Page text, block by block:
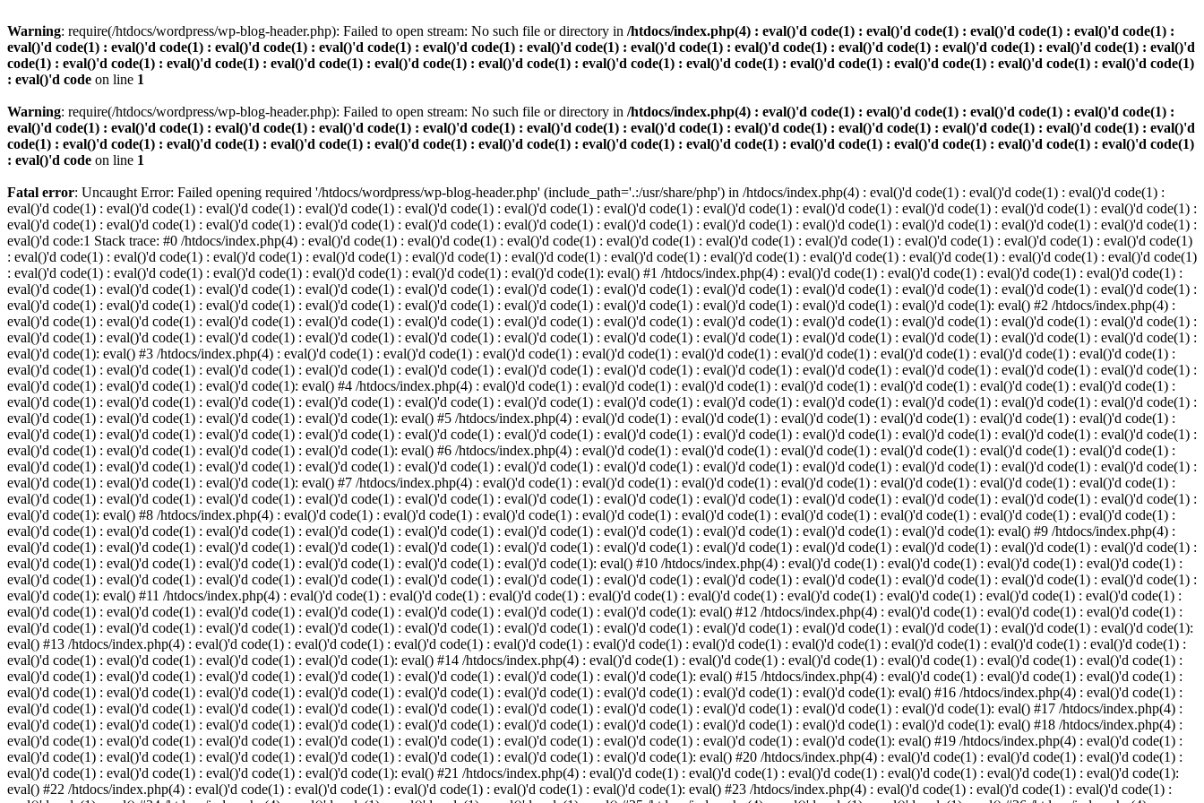
Warning: require(/htdocs/wordpress/wp-blog-header.php): Failed to open stream: No such file or directory in /htdocs/index.php(4) : eval()'d code(1) : eval()'d code(1) : eval()'d code(1) : eval()'d code(1) :
eval()'d code(1) : eval()'d code(1) : eval()'d code(1) : eval()'d code(1) : eval()'d code(1) : eval()'d code(1) : eval()'d code(1) : eval()'d code(1) : eval()'d code(1) : eval()'d code(1) : eval()'d code(1) : eval()'d
code(1) : eval()'d code(1) : eval()'d code(1) : eval()'d code(1) : eval()'d code(1) : eval()'d code(1) : eval()'d code(1) : eval()'d code(1) : eval()'d code(1) : eval()'d code(1) : eval()'d code(1) : eval()'d code(1)
: eval()'d code on line 1
Warning: require(/htdocs/wordpress/wp-blog-header.php): Failed to open stream: No such file or directory in /htdocs/index.php(4) : eval()'d code(1) : eval()'d code(1) : eval()'d code(1) : eval()'d code(1) :
eval()'d code(1) : eval()'d code(1) : eval()'d code(1) : eval()'d code(1) : eval()'d code(1) : eval()'d code(1) : eval()'d code(1) : eval()'d code(1) : eval()'d code(1) : eval()'d code(1) : eval()'d code(1) : eval()'d
code(1) : eval()'d code(1) : eval()'d code(1) : eval()'d code(1) : eval()'d code(1) : eval()'d code(1) : eval()'d code(1) : eval()'d code(1) : eval()'d code(1) : eval()'d code(1) : eval()'d code(1) : eval()'d code(1)
: eval()'d code on line 1
Fatal error: Uncaught Error: Failed opening required '/htdocs/wordpress/wp-blog-header.php' (include_path='.:/usr/share/php') in /htdocs/index.php(4) : eval()'d code(1) : eval()'d code(1) : eval()'d code(1) :
eval()'d code(1) : eval()'d code(1) : eval()'d code(1) : eval()'d code(1) : eval()'d code(1) : eval()'d code(1) : eval()'d code(1) : eval()'d code(1) : eval()'d code(1) : eval()'d code(1) : eval()'d code(1) : eval()'d code(1) :
eval()'d code(1) : eval()'d code(1) : eval()'d code(1) : eval()'d code(1) : eval()'d code(1) : eval()'d code(1) : eval()'d code(1) : eval()'d code(1) : eval()'d code(1) : eval()'d code(1) : eval()'d code(1) : eval()'d code(1) :
eval()'d code:1 Stack trace: #0 /htdocs/index.php(4) : eval()'d code(1) : eval()'d code(1) : eval()'d code(1) : eval()'d code(1) : eval()'d code(1) : eval()'d code(1) : eval()'d code(1) : eval()'d code(1) : eval()'d code(1)
: eval()'d code(1) : eval()'d code(1) : eval()'d code(1) : eval()'d code(1) : eval()'d code(1) : eval()'d code(1) : eval()'d code(1) : eval()'d code(1) : eval()'d code(1) : eval()'d code(1) : eval()'d code(1) : eval()'d code(1)
: eval()'d code(1) : eval()'d code(1) : eval()'d code(1) : eval()'d code(1) : eval()'d code(1) : eval()'d code(1): eval() #1 /htdocs/index.php(4) : eval()'d code(1) : eval()'d code(1) : eval()'d code(1) : eval()'d code(1) :
eval()'d code(1) : eval()'d code(1) : eval()'d code(1) : eval()'d code(1) : eval()'d code(1) : eval()'d code(1) : eval()'d code(1) : eval()'d code(1) : eval()'d code(1) : eval()'d code(1) : eval()'d code(1) : eval()'d code(1) :
eval()'d code(1) : eval()'d code(1) : eval()'d code(1) : eval()'d code(1) : eval()'d code(1) : eval()'d code(1) : eval()'d code(1) : eval()'d code(1) : eval()'d code(1) : eval()'d code(1): eval() #2 /htdocs/index.php(4) :
eval()'d code(1) : eval()'d code(1) : eval()'d code(1) : eval()'d code(1) : eval()'d code(1) : eval()'d code(1) : eval()'d code(1) : eval()'d code(1) : eval()'d code(1) : eval()'d code(1) : eval()'d code(1) : eval()'d code(1) :
eval()'d code(1) : eval()'d code(1) : eval()'d code(1) : eval()'d code(1) : eval()'d code(1) : eval()'d code(1) : eval()'d code(1) : eval()'d code(1) : eval()'d code(1) : eval()'d code(1) : eval()'d code(1) : eval()'d code(1) :
eval()'d code(1): eval() #3 /htdocs/index.php(4) : eval()'d code(1) : eval()'d code(1) : eval()'d code(1) : eval()'d code(1) : eval()'d code(1) : eval()'d code(1) : eval()'d code(1) : eval()'d code(1) : eval()'d code(1) :
eval()'d code(1) : eval()'d code(1) : eval()'d code(1) : eval()'d code(1) : eval()'d code(1) : eval()'d code(1) : eval()'d code(1) : eval()'d code(1) : eval()'d code(1) : eval()'d code(1) : eval()'d code(1) : eval()'d code(1) :
eval()'d code(1) : eval()'d code(1) : eval()'d code(1): eval() #4 /htdocs/index.php(4) : eval()'d code(1) : eval()'d code(1) : eval()'d code(1) : eval()'d code(1) : eval()'d code(1) : eval()'d code(1) : eval()'d code(1) :
eval()'d code(1) : eval()'d code(1) : eval()'d code(1) : eval()'d code(1) : eval()'d code(1) : eval()'d code(1) : eval()'d code(1) : eval()'d code(1) : eval()'d code(1) : eval()'d code(1) : eval()'d code(1) : eval()'d code(1) :
eval()'d code(1) : eval()'d code(1) : eval()'d code(1) : eval()'d code(1): eval() #5 /htdocs/index.php(4) : eval()'d code(1) : eval()'d code(1) : eval()'d code(1) : eval()'d code(1) : eval()'d code(1) : eval()'d code(1) :
eval()'d code(1) : eval()'d code(1) : eval()'d code(1) : eval()'d code(1) : eval()'d code(1) : eval()'d code(1) : eval()'d code(1) : eval()'d code(1) : eval()'d code(1) : eval()'d code(1) : eval()'d code(1) : eval()'d code(1) :
eval()'d code(1) : eval()'d code(1) : eval()'d code(1) : eval()'d code(1): eval() #6 /htdocs/index.php(4) : eval()'d code(1) : eval()'d code(1) : eval()'d code(1) : eval()'d code(1) : eval()'d code(1) : eval()'d code(1) :
eval()'d code(1) : eval()'d code(1) : eval()'d code(1) : eval()'d code(1) : eval()'d code(1) : eval()'d code(1) : eval()'d code(1) : eval()'d code(1) : eval()'d code(1) : eval()'d code(1) : eval()'d code(1) : eval()'d code(1) :
eval()'d code(1) : eval()'d code(1) : eval()'d code(1): eval() #7 /htdocs/index.php(4) : eval()'d code(1) : eval()'d code(1) : eval()'d code(1) : eval()'d code(1) : eval()'d code(1) : eval()'d code(1) : eval()'d code(1) :
eval()'d code(1) : eval()'d code(1) : eval()'d code(1) : eval()'d code(1) : eval()'d code(1) : eval()'d code(1) : eval()'d code(1) : eval()'d code(1) : eval()'d code(1) : eval()'d code(1) : eval()'d code(1) : eval()'d code(1) :
eval()'d code(1): eval() #8 /htdocs/index.php(4) : eval()'d code(1) : eval()'d code(1) : eval()'d code(1) : eval()'d code(1) : eval()'d code(1) : eval()'d code(1) : eval()'d code(1) : eval()'d code(1) : eval()'d code(1) :
eval()'d code(1) : eval()'d code(1) : eval()'d code(1) : eval()'d code(1) : eval()'d code(1) : eval()'d code(1) : eval()'d code(1) : eval()'d code(1) : eval()'d code(1) : eval()'d code(1): eval() #9 /htdocs/index.php(4) :
eval()'d code(1) : eval()'d code(1) : eval()'d code(1) : eval()'d code(1) : eval()'d code(1) : eval()'d code(1) : eval()'d code(1) : eval()'d code(1) : eval()'d code(1) : eval()'d code(1) : eval()'d code(1) : eval()'d code(1) :
eval()'d code(1) : eval()'d code(1) : eval()'d code(1) : eval()'d code(1) : eval()'d code(1) : eval()'d code(1): eval() #10 /htdocs/index.php(4) : eval()'d code(1) : eval()'d code(1) : eval()'d code(1) : eval()'d code(1) :
eval()'d code(1) : eval()'d code(1) : eval()'d code(1) : eval()'d code(1) : eval()'d code(1) : eval()'d code(1) : eval()'d code(1) : eval()'d code(1) : eval()'d code(1) : eval()'d code(1) : eval()'d code(1) : eval()'d code(1) :
eval()'d code(1): eval() #11 /htdocs/index.php(4) : eval()'d code(1) : eval()'d code(1) : eval()'d code(1) : eval()'d code(1) : eval()'d code(1) : eval()'d code(1) : eval()'d code(1) : eval()'d code(1) : eval()'d code(1) :
eval()'d code(1) : eval()'d code(1) : eval()'d code(1) : eval()'d code(1) : eval()'d code(1) : eval()'d code(1) : eval()'d code(1): eval() #12 /htdocs/index.php(4) : eval()'d code(1) : eval()'d code(1) : eval()'d code(1) :
eval()'d code(1) : eval()'d code(1) : eval()'d code(1) : eval()'d code(1) : eval()'d code(1) : eval()'d code(1) : eval()'d code(1) : eval()'d code(1) : eval()'d code(1) : eval()'d code(1) : eval()'d code(1) : eval()'d code(1):
eval() #13 /htdocs/index.php(4) : eval()'d code(1) : eval()'d code(1) : eval()'d code(1) : eval()'d code(1) : eval()'d code(1) : eval()'d code(1) : eval()'d code(1) : eval()'d code(1) : eval()'d code(1) : eval()'d code(1) :
eval()'d code(1) : eval()'d code(1) : eval()'d code(1) : eval()'d code(1): eval() #14 /htdocs/index.php(4) : eval()'d code(1) : eval()'d code(1) : eval()'d code(1) : eval()'d code(1) : eval()'d code(1) : eval()'d code(1) :
eval()'d code(1) : eval()'d code(1) : eval()'d code(1) : eval()'d code(1) : eval()'d code(1) : eval()'d code(1) : eval()'d code(1): eval() #15 /htdocs/index.php(4) : eval()'d code(1) : eval()'d code(1) : eval()'d code(1) :
eval()'d code(1) : eval()'d code(1) : eval()'d code(1) : eval()'d code(1) : eval()'d code(1) : eval()'d code(1) : eval()'d code(1) : eval()'d code(1) : eval()'d code(1): eval() #16 /htdocs/index.php(4) : eval()'d code(1) :
eval()'d code(1) : eval()'d code(1) : eval()'d code(1) : eval()'d code(1) : eval()'d code(1) : eval()'d code(1) : eval()'d code(1) : eval()'d code(1) : eval()'d code(1) : eval()'d code(1): eval() #17 /htdocs/index.php(4) :
eval()'d code(1) : eval()'d code(1) : eval()'d code(1) : eval()'d code(1) : eval()'d code(1) : eval()'d code(1) : eval()'d code(1) : eval()'d code(1) : eval()'d code(1) : eval()'d code(1): eval() #18 /htdocs/index.php(4) :
eval()'d code(1) : eval()'d code(1) : eval()'d code(1) : eval()'d code(1) : eval()'d code(1) : eval()'d code(1) : eval()'d code(1) : eval()'d code(1) : eval()'d code(1): eval() #19 /htdocs/index.php(4) : eval()'d code(1) :
eval()'d code(1) : eval()'d code(1) : eval()'d code(1) : eval()'d code(1) : eval()'d code(1) : eval()'d code(1) : eval()'d code(1): eval() #20 /htdocs/index.php(4) : eval()'d code(1) : eval()'d code(1) : eval()'d code(1) :
eval()'d code(1) : eval()'d code(1) : eval()'d code(1) : eval()'d code(1): eval() #21 /htdocs/index.php(4) : eval()'d code(1) : eval()'d code(1) : eval()'d code(1) : eval()'d code(1) : eval()'d code(1) : eval()'d code(1):
eval() #22 /htdocs/index.php(4) : eval()'d code(1) : eval()'d code(1) : eval()'d code(1) : eval()'d code(1) : eval()'d code(1): eval() #23 /htdocs/index.php(4) : eval()'d code(1) : eval()'d code(1) : eval()'d code(1) :